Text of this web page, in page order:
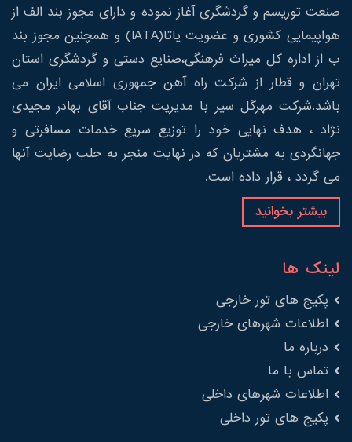
صنعت توریسم و گردشگری آغاز نموده و دارای مجوز بند الف از
هواپیمایی کشوری و عضویت یاتا(IATA) و همچنین مجوز بند
ب از اداره کل میراث فرهنگی،صنایع دستی و گردشگری استان
تهران و قطار از شرکت راه آهن جمهوری اسلامی ایران می
باشد.شرکت مهرگل سیر با مدیریت جناب آقای بهادر مجیدی
نژاد ، هدف نهایی خود را توزیع سریع خدمات مسافرتی و
جهانگردی به مشتریان که در نهایت منجر به جلب رضایت آنها
می گردد ، قرار داده است.
بیشتر بخوانید
لینک ها
پکیج های تور خارجی
اطلاعات شهرهای خارجی
درباره ما
تماس با ما
اطلاعات شهرهای داخلی
پکیج های تور داخلی